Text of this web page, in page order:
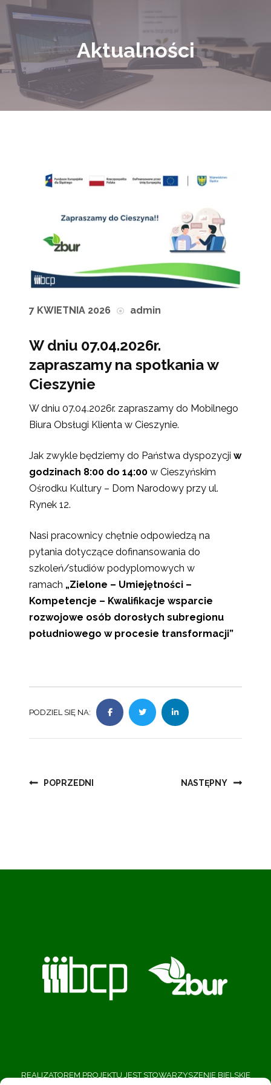
Aktualności
7 KWIETNIA 2026 admin
W dniu 07.04.2026r.
zapraszamy na spotkania w
Cieszynie
W dniu 07.04.2026r. zapraszamy do Mobilnego
Biura Obsługi Klienta w Cieszynie.
Jak zwykle będziemy do Państwa dyspozycji w
godzinach 8:00 do 14:00 w Cieszyńskim
Ośrodku Kultury – Dom Narodowy przy ul.
Rynek 12.
Nasi pracownicy chętnie odpowiedzą na
pytania dotyczące dofinansowania do
szkoleń/studiów podyplomowych w
ramach „Zielone – Umiejętności –
Kompetencje – Kwalifikacje wsparcie
rozwojowe osób dorosłych subregionu
południowego w procesie transformacji”
PODZIEL SIĘ NA:
Nawigacja
POPRZEDNI NASTĘPNY
REALIZATOREM PROJEKTU JEST STOWARZYSZENIE BIELSKIE